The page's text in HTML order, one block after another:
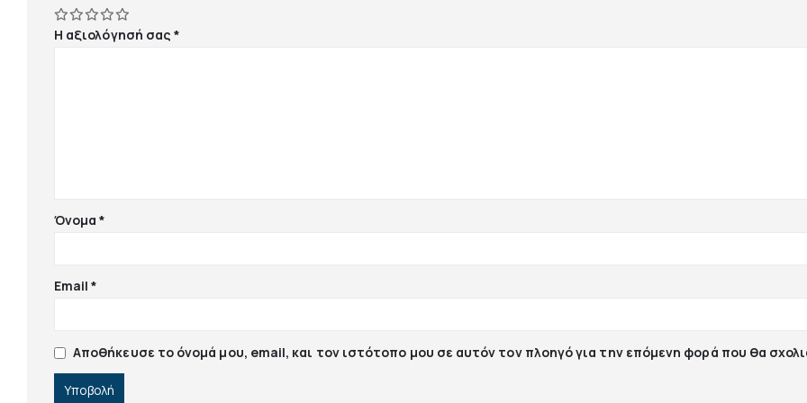
Η αξιολόγησή σας*
Όνομα*
Email*
Αποθήκευσε το όνομά μου, email, και τον ιστότοπο μου σε αυτόν τον πλοηγό για την επόμενη φορά που θα